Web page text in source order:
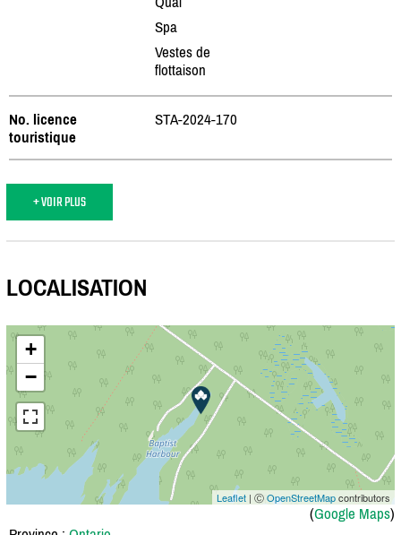
Spa
Vestes de
flottaison
No. licence
touristique
STA-2024-170
+ VOIR PLUS
LOCALISATION
+
−
Leaflet | ⒸOpenStreetMapcontributors
(Google Maps)